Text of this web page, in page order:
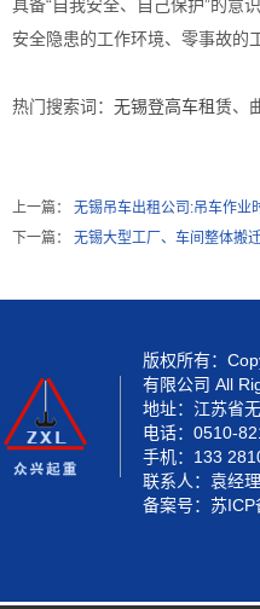
具备“自我安全、自己保护”的意
安全隐患的工作环境、零事故的
热门搜索词： 无锡登高车租赁、
上一篇：
无锡吊车出租公司:吊车作业
下一篇：
无锡大型工厂、车间整体搬
版权所有：
有限公司 All
地址：江苏省
电话：0510-
手机：133
联系人：袁经理
备案号： 苏ICP